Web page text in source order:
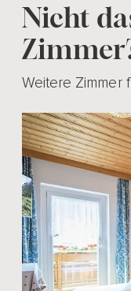
Nicht
Weitere Zimmer